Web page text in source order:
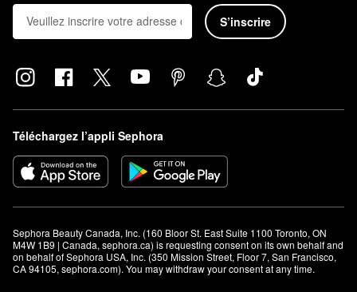
S’inscrire
Téléchargez l’appli Sephora
Sephora Beauty Canada, Inc. (160 Bloor St. East Suite 1100 Toronto, ON
M4W 1B9 | Canada, sephora.ca) is requesting consent on its own behalf and
on behalf of Sephora USA, Inc. (350 Mission Street, Floor 7, San Francisco,
CA 94105, sephora.com). You may withdraw your consent at any time.